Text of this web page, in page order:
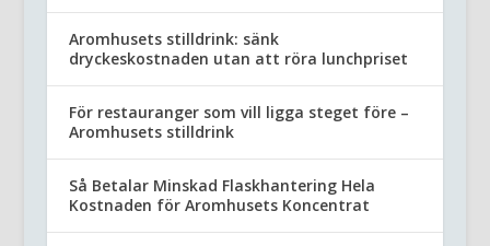
Aromhusets stilldrink: sänk
dryckeskostnaden utan att röra lunchpriset
För restauranger som vill ligga steget före –
Aromhusets stilldrink
Så Betalar Minskad Flaskhantering Hela
Kostnaden för Aromhusets Koncentrat